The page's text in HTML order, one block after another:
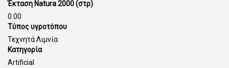
Έκταση Natura 2000 (στρ)
0.00
Τύπος υγροτόπου
Τεχνητά Λιμνία
Κατηγορία
Artificial